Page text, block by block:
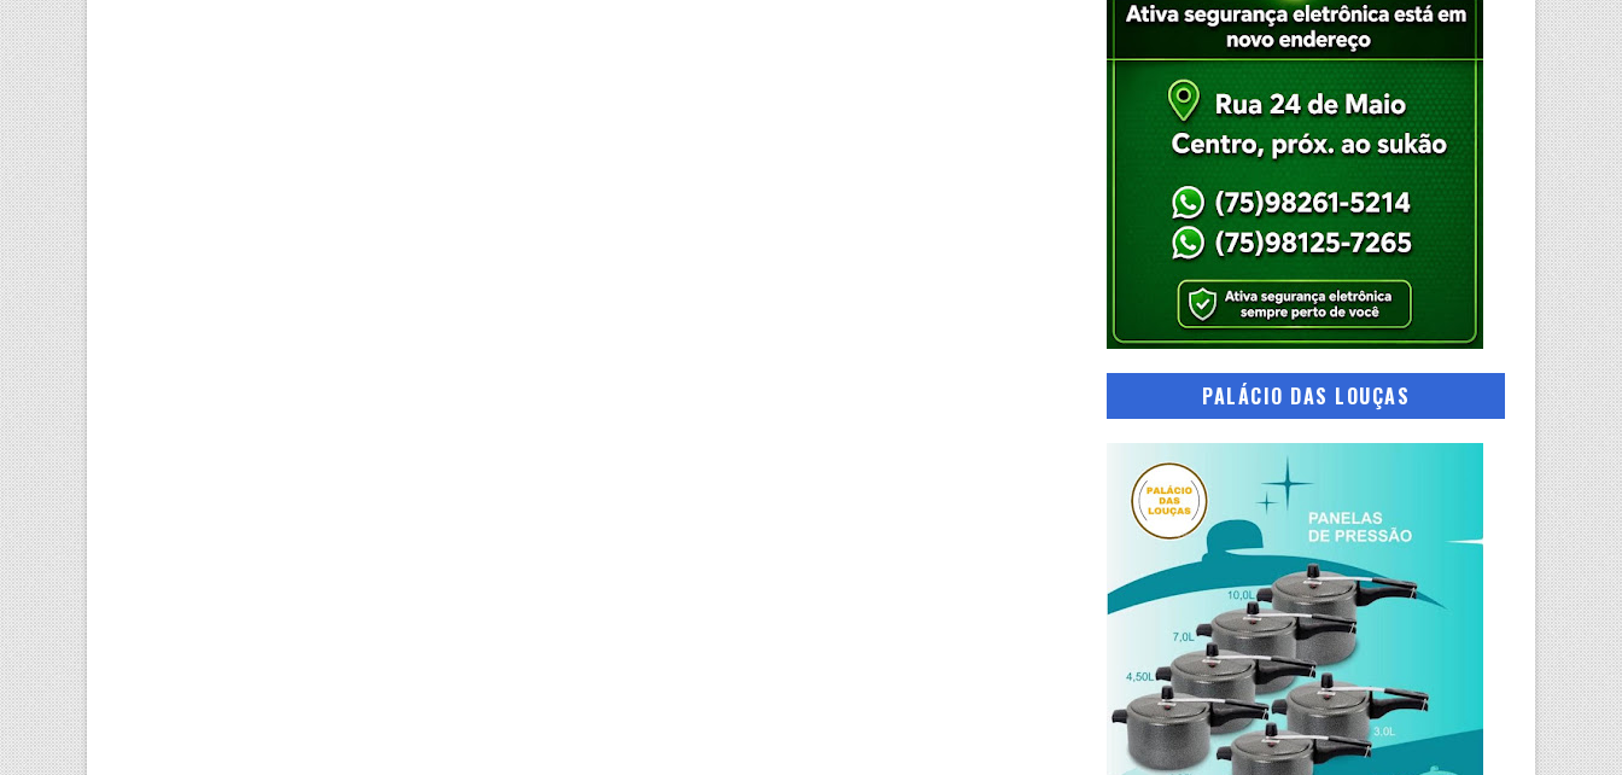
PALÁCIO DAS LOUÇAS